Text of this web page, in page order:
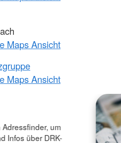
Maps Ansicht
Maps Ansicht
um
Infos über DRK-